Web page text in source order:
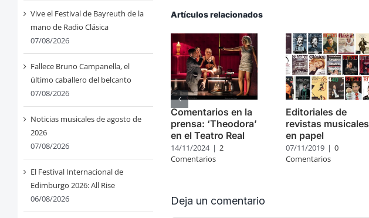
Vive el Festival de Bayreuth de la
mano de Radio Clásica
07/08/2026
Fallece Bruno Campanella, el
último caballero del belcanto
07/08/2026
Noticias musicales de agosto de
2026
07/08/2026
El Festival Internacional de
Edimburgo 2026: All Rise
06/08/2026
Artículos relacionados
Comentarios en la
prensa: ‘Theodora’
en el Teatro Real
14/11/2024 | 2
Comentarios
Editoriales de
revistas musicales
en papel
07/11/2019 | 0
Comentarios
Deja un comentario